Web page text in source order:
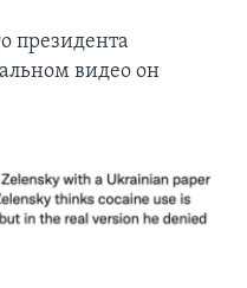
президента
видео он